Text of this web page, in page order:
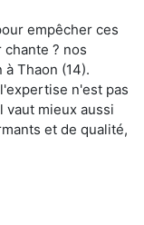
empêcher ces
? nos
Thaon (14).
n'est pas
vaut mieux aussi
et de qualité,